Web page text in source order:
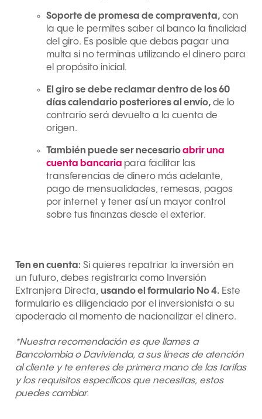
Soporte de promesa de compraventa,con
la que le permites saber al banco la finalidad
del giro. Es posible que debas pagar una
multa si no terminas utilizando el dinero para
el propósito inicial.
El giro se debe reclamar dentro de los 60
días calendario posteriores al envío,de lo
contrario será devuelto a la cuenta de
origen.
También puede ser necesarioabrir una
cuenta bancaria para facilitar las
transferencias de dinero más adelante,
pago de mensualidades, remesas, pagos
por internet y tener así un mayor control
sobre tus finanzas desde el exterior.
Ten en cuenta: Si quieres repatriar la inversión en
un futuro, debes registrarla como Inversión
Extranjera Directa,usando el formulario No 4. Este
formulario es diligenciado por el inversionista o su
apoderado al momento de nacionalizar el dinero.
*Nuestra recomendación es que llames a
Bancolombia o Davivienda, a sus líneas de atención
al cliente y te enteres de primera mano de las tarifas
y los requisitos específicos que necesitas, estos
puedes cambiar.